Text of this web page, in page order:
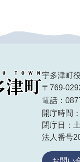
宇多津町
〒769-
電話：
開庁時間
閉庁日：
法人番号